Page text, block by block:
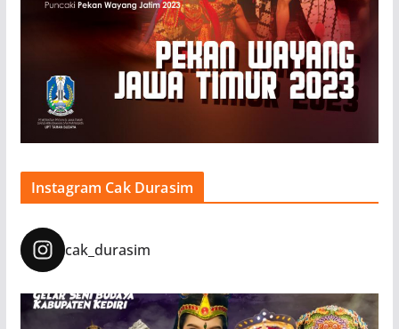
Instagram Cak Durasim
cak_durasim